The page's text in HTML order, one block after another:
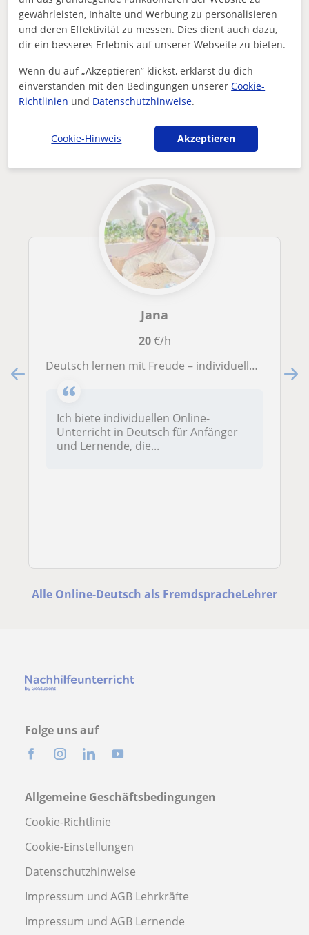
Enthält dieses Profil einen Fehler?Melden
Zertifizierte DaF-Lehrerin A1-C1 Goethe und Telc
Andere Online-Deutsch als
interessieren könnten
Jana
20€/h
Deutsch lernen mit Freude – individuelle Online-Nachhilfe für Anfänger und FortgeschritteneIch biete individuellen Online-Unterric
Ich biete individuellen Online-
Unterricht in Deutsch für Anfänger
und Lernende, die...
Alle Online-Deutsch als FremdspracheLehrer
Folge uns auf
Allgemeine Geschäftsbedingungen
Cookie-Richtlinie
Cookie-Einstellungen
Datenschutzhinweise
Impressum und AGB Lehrkräfte
Impressum und AGB Lernende
gewährleisten, Inhalte und Werbung zu personalisieren
und deren Effektivität zu messen. Dies dient auch dazu,
dir ein besseres Erlebnis auf unserer Webseite zu bieten.
Wenn du auf „Akzeptieren” klickst, erklärst du dich
einverstanden mit den Bedingungen unsererCookie-
Richtlinien und Datenschutzhinweise.
Cookie-Hinweis Akzeptieren